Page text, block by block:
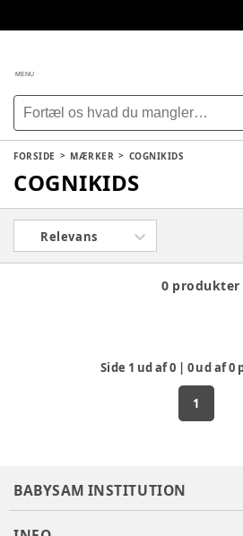
MENU
FORSIDE MÆRKER COGNIKIDS
COGNIKIDS
Relevans
0 produkter
Side 1 ud af0 0ud af0
1
BABYSAM INSTITUTION